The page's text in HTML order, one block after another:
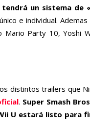
un sistema de
e individual.
Mario Party 10, Yoshi
distintos trailers que
. Super Smash
U estará listo para